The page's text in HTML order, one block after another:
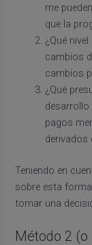
me
que la
¿Qué
cambios
cambios
¿Qué
pagos
derivados
Teniendo en
sobre esta
tomar una
Método 2